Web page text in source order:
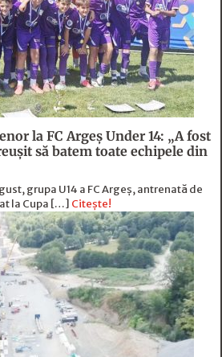
la FC Argeş Under 14: „A fost
să batem toate echipele din
grupa U14 a FC Argeș, antrenată de
la Cupa […] Citește!